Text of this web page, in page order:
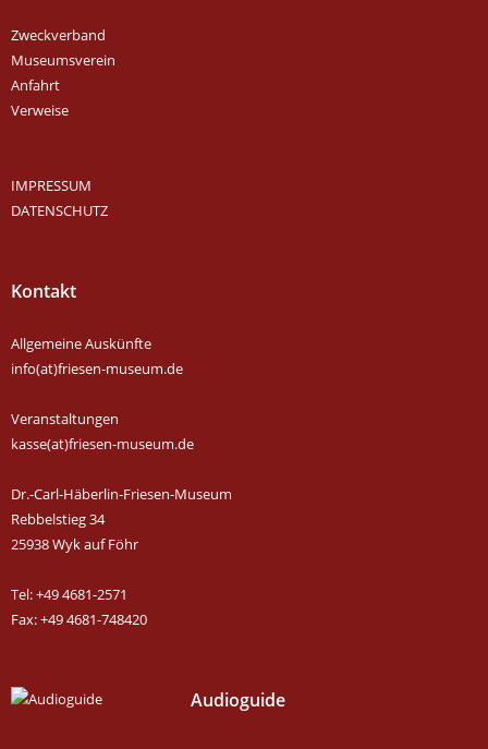
Zweckverband
Museumsverein
Anfahrt
Verweise
IMPRESSUM
DATENSCHUTZ
Kontakt
Allgemeine Auskünfte
info(at)friesen-museum.de
Veranstaltungen
kasse(at)friesen-museum.de
Dr.-Carl-Häberlin-Friesen-Museum
Rebbelstieg 34
25938 Wyk auf Föhr
Tel: +49 4681-2571
Fax: +49 4681-748420
Audioguide